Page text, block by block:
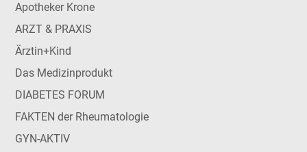
Apotheker Krone
ARZT & PRAXIS
Ärztin+Kind
Das Medizinprodukt
DIABETES FORUM
FAKTEN der Rheumatologie
GYN-AKTIV